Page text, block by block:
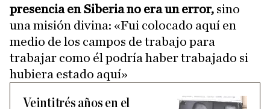
presencia en Siberia no era un error, sino
una misión divina: «Fui colocado aquí en
medio de los campos de trabajo para
trabajar como él podría haber trabajado si
hubiera estado aquí»
Veintitrés años en el